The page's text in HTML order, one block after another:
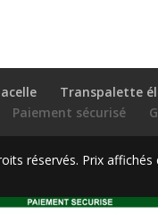
Transpalette
Paiement sécurisé
réservés. Prix